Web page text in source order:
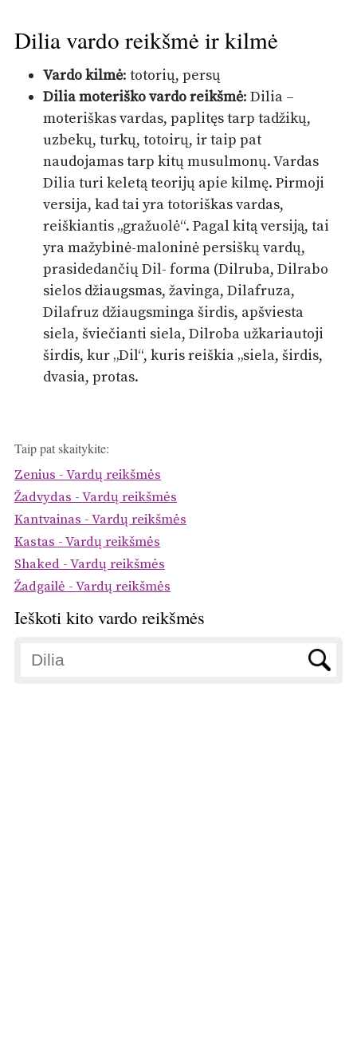
Dilia vardo reikšmė ir kilmė
Vardo kilmė: totorių, persų
Dilia moteriško vardo reikšmė: Dilia –
moteriškas vardas, paplitęs tarp tadžikų,
uzbekų, turkų, totoirų, ir taip pat
naudojamas tarp kitų musulmonų. Vardas
Dilia turi keletą teorijų apie kilmę. Pirmoji
versija, kad tai yra totoriškas vardas,
reiškiantis „gražuolė“. Pagal kitą versiją, tai
yra mažybinė-maloninė persiškų vardų,
prasidedančių Dil- forma (Dilruba, Dilrabo
sielos džiaugsmas, žavinga, Dilafruza,
Dilafruz džiaugsminga širdis, apšviesta
siela, šviečianti siela, Dilroba užkariautoji
širdis, kur „Dil“, kuris reiškia „siela, širdis,
dvasia, protas.
Taip pat skaitykite:
Zenius - Vardų reikšmės
Žadvydas - Vardų reikšmės
Kantvainas - Vardų reikšmės
Kastas - Vardų reikšmės
Shaked - Vardų reikšmės
Žadgailė - Vardų reikšmės
Ieškoti kito vardo reikšmės